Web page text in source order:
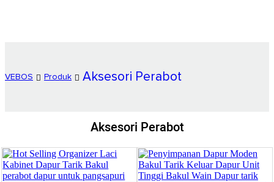
VEBOS Produk Aksesori Perabot
Aksesori Perabot